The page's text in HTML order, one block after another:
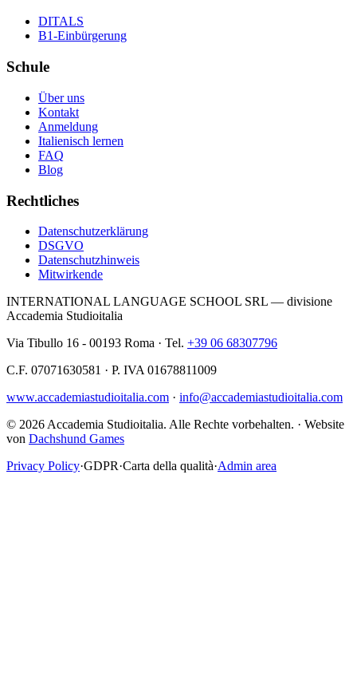
DITALS
B1-Einbürgerung
Schule
Über uns
Kontakt
Anmeldung
Italienisch lernen
FAQ
Blog
Rechtliches
Datenschutzerklärung
DSGVO
Datenschutzhinweis
Mitwirkende
INTERNATIONAL LANGUAGE SCHOOL SRL — divisione
Accademia Studioitalia
Via Tibullo 16 - 00193 Roma · Tel. +39 06 68307796
C.F. 07071630581 · P. IVA 01678811009
www.accademiastudioitalia.com · info@accademiastudioitalia.com
© 2026 Accademia Studioitalia. Alle Rechte vorbehalten. · Website
von Dachshund Games
Privacy Policy·GDPR·Carta della qualità·Admin area